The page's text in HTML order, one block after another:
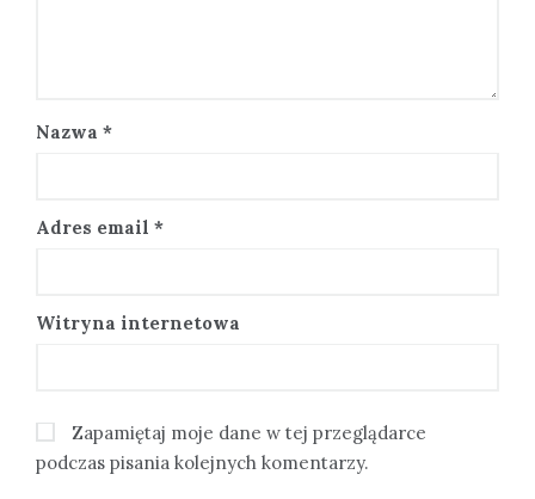
Nazwa *
Adres email *
Witryna internetowa
Zapamiętaj moje dane w tej przeglądarce
podczas pisania kolejnych komentarzy.